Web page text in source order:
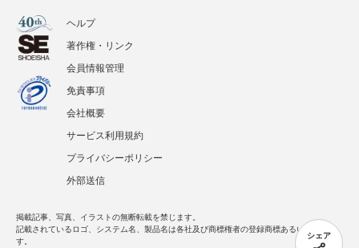
シェア
ヘルプ
著作権・リンク
会員情報管理
免責事項
会社概要
サービス利用規約
プライバシーポリシー
外部送信
掲載記事、写真、イラストの無断転載を禁じます。
記載されているロゴ、システム名、製品名は各社及び商標権者の登録商標あるいは商標で
す。